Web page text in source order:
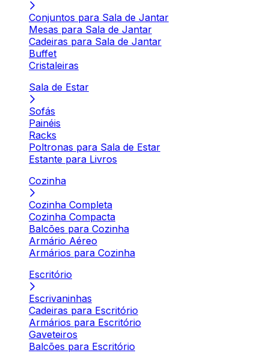
Conjuntos para Sala de Jantar
Mesas para Sala de Jantar
Cadeiras para Sala de Jantar
Buffet
Cristaleiras
Sala de Estar
Sofás
Painéis
Racks
Poltronas para Sala de Estar
Estante para Livros
Cozinha
Cozinha Completa
Cozinha Compacta
Balcões para Cozinha
Armário Aéreo
Armários para Cozinha
Escritório
Escrivaninhas
Cadeiras para Escritório
Armários para Escritório
Gaveteiros
Balcões para Escritório